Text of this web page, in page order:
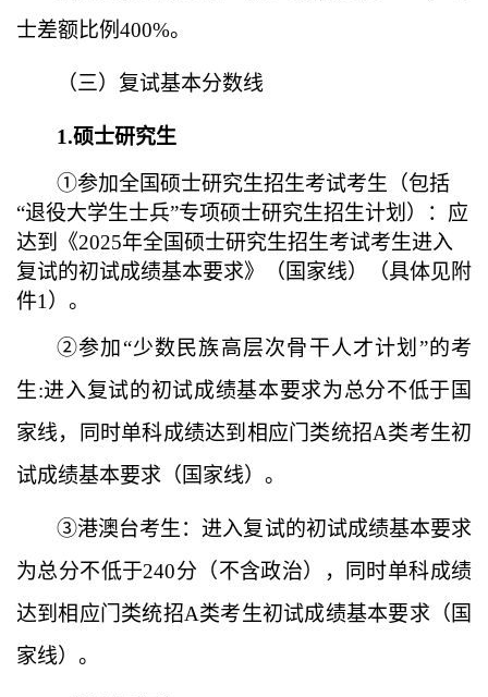
士差额比例400%。
（三）复试基本分数线
1.硕士研究生
①参加全国硕士研究生招生考试考生（包括
“退役大学生士兵”专项硕士研究生招生计划）：应
达到《2025年全国硕士研究生招生考试考生进入
复试的初试成绩基本要求》
（ 国家线）
（具体见附
件1 ）。
②参加“少数民族高层次骨干人才计划”的考
生:进入复试的初试成绩基本要求为总分不低于国
家线，同时单科成绩达到相应门类统招A类考生初
试成绩基本要求 （ 国家线） 。
③港澳台考生：进入复试的初试成绩基本要求
为总分不低于240分（不含政治），同时单科成绩
达到相应门类统招A类考生初试成绩基本要求（ 国
家线） 。